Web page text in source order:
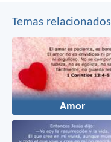
Temas relacionados
Amor